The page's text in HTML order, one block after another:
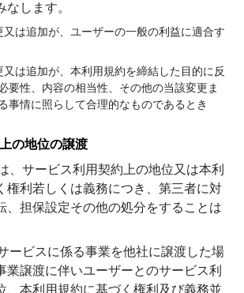
なします。
又は追加が、ユーザーの一般の利益に適合す
又は追加が、本利用規約を締結した目的に反
要性、内容の相当性、その他の当該変更ま
事情に照らして合理的なものであるとき
の地位の譲渡
、サービス利用契約上の地位又は本利
権利若しくは義務につき、第三者に対
、担保設定その他の処分をすることは
ービスに係る事業を他社に譲渡した場
業譲渡に伴いユーザーとのサービス利
、本利用規約に基づく権利及び義務並